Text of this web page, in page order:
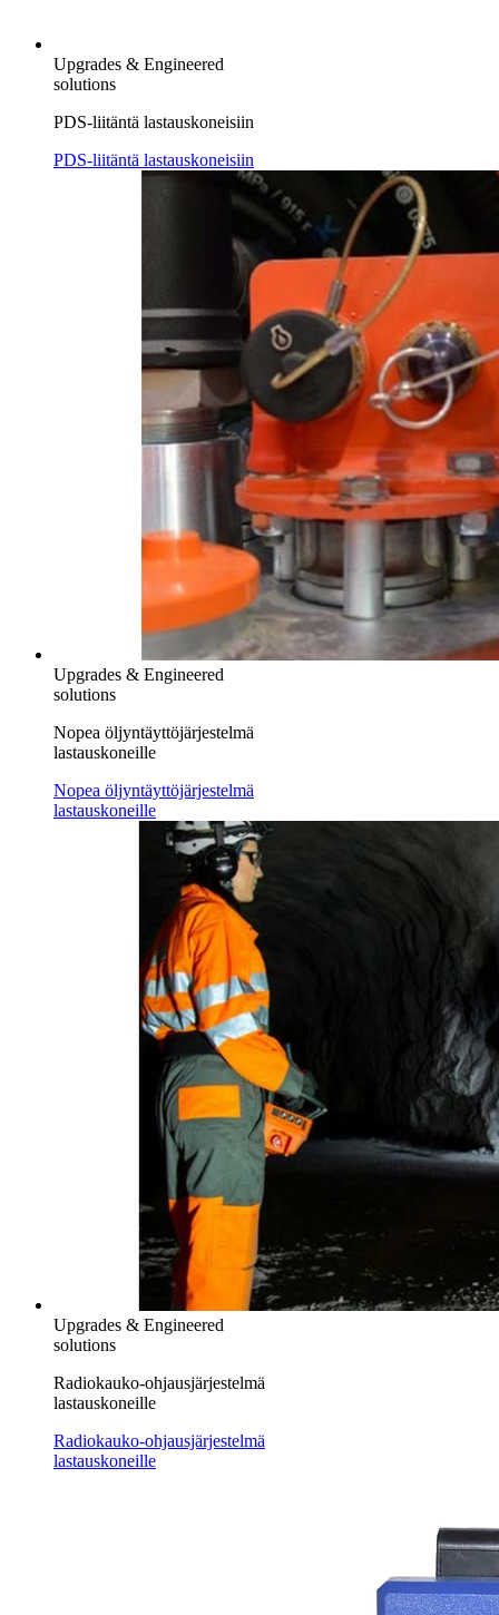
Upgrades & Engineered
solutions
PDS-liitäntä lastauskoneisiin
PDS-liitäntä lastauskoneisiin
Upgrades & Engineered
solutions
Nopea öljyntäyttöjärjestelmä
lastauskoneille
Nopea öljyntäyttöjärjestelmä
lastauskoneille
Upgrades & Engineered
solutions
Radiokauko-ohjausjärjestelmä
lastauskoneille
Radiokauko-ohjausjärjestelmä
lastauskoneille